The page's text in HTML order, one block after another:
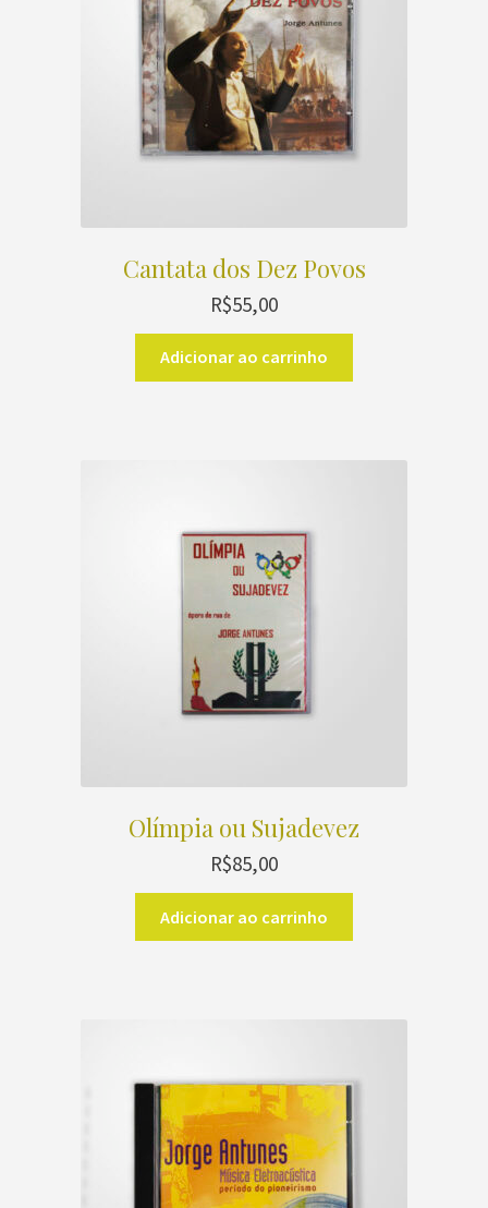
Cantata dos Dez Povos
R$55,00
Adicionar ao carrinho
Olímpia ou Sujadevez
R$85,00
Adicionar ao carrinho